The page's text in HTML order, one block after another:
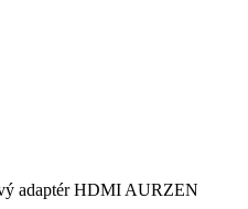
adaptér HDMI AURZEN